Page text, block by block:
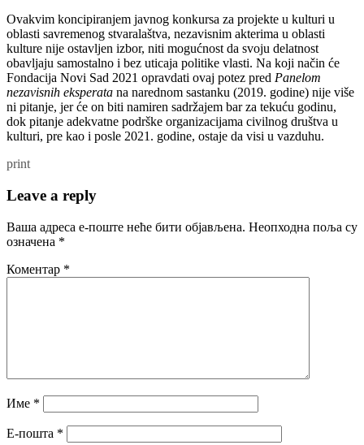
Ovakvim koncipiranjem javnog konkursa za projekte u kulturi u
oblasti savremenog stvaralaštva, nezavisnim akterima u oblasti
kulture nije ostavljen izbor, niti mogućnost da svoju delatnost
obavljaju samostalno i bez uticaja politike vlasti. Na koji način će
Fondacija Novi Sad 2021 opravdati ovaj potez pred Panelom
nezavisnih eksperata na narednom sastanku (2019. godine) nije više
ni pitanje, jer će on biti namiren sadržajem bar za tekuću godinu,
dok pitanje adekvatne podrške organizacijama civilnog društva u
kulturi, pre kao i posle 2021. godine, ostaje da visi u vazduhu.
print
Leave a reply
Ваша адреса е-поште неће бити објављена. Неопходна поља су
означена *
Коментар *
Име *
Е-пошта *